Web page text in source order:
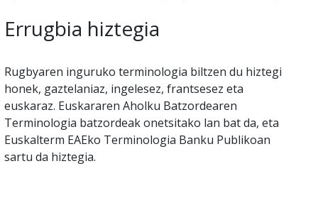
Errugbia hiztegia
Rugbyaren inguruko terminologia biltzen du hiztegi
honek, gaztelaniaz, ingelesez, frantsesez eta
euskaraz. Euskararen Aholku Batzordearen
Terminologia batzordeak onetsitako lan bat da, eta
Euskalterm EAEko Terminologia Banku Publikoan
sartu da hiztegia.